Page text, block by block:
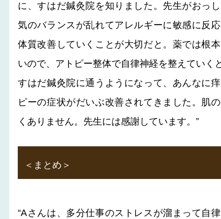
に、すはだ鍼灸院を知りました。先生がおっ
気のバランスが乱れてアレルギーに敏感に反
体質改善していくことが大切だと。薬では根
いので、アトピー整体で自律神経を整えていく
すはだ鍼灸院に通うようになって、あんなに
ピーの症状がだいぶ改善されてきました。肌
くありません。先生には感謝しています。”
＜まとめ＞
“Aさんは、多分仕事のストレスが溜まって自